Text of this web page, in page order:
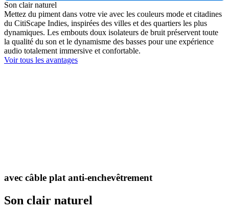
Son clair naturel
Mettez du piment dans votre vie avec les couleurs mode et citadines
du CitiScape Indies, inspirées des villes et des quartiers les plus
dynamiques. Les embouts doux isolateurs de bruit préservent toute
la qualité du son et le dynamisme des basses pour une expérience
audio totalement immersive et confortable.
Voir tous les avantages
avec câble plat anti-enchevêtrement
Son clair naturel